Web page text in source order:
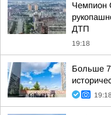
Чемпион
ДТП
19:18
Больше
19:18